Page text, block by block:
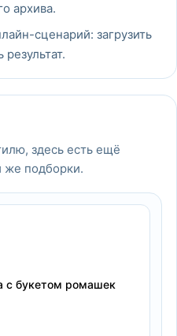
архива.
сценарий: загрузить
результат.
здесь есть ещё
же подборки.